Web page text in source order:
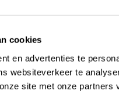
cookies
en advertenties te
websiteverkeer te
site met onze partners